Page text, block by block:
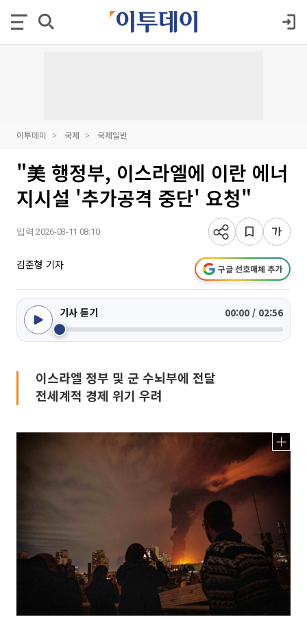
이투데이 국제 국제일반
"美 행정부, 이스라엘에 이란 에너
지시설 '추가공격 중단' 요청"
입력 2026-03-11 08:10
김준형 기자 구글 선호매체 추가
기사 듣기 00:00 / 02:56
이스라엘 정부 및 군 수뇌부에 전달
전세계적 경제 위기 우려